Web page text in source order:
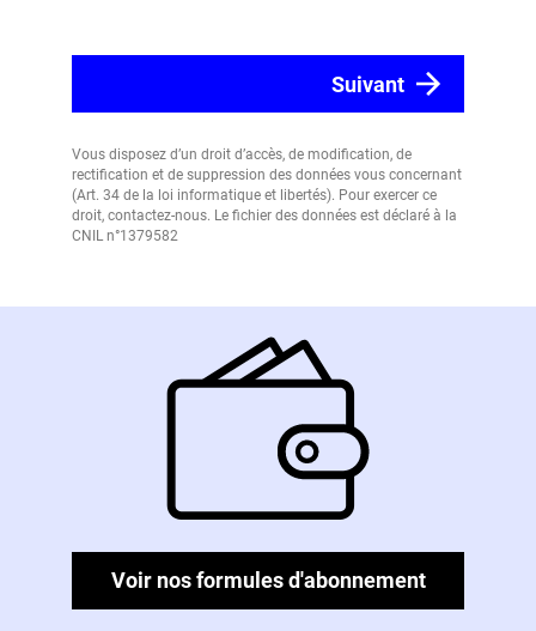
Vous disposez d’un droit d’accès, de modification, de
rectification et de suppression des données vous concernant
(Art. 34 de la loi informatique et libertés). Pour exercer ce
droit, contactez-nous. Le fichier des données est déclaré à la
CNIL n°1379582
Voir nos formules d'abonnement